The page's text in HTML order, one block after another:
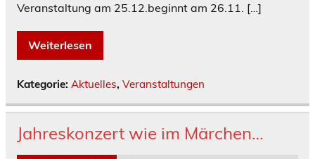
Veranstaltung am 25.12.beginnt am 26.11. […]
Weiterlesen
Kategorie: Aktuelles, Veranstaltungen
Jahreskonzert wie im Märchen…